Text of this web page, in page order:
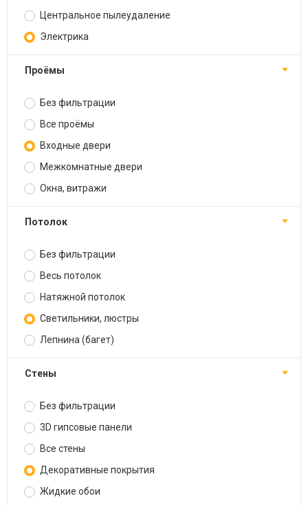
Центральное пылеудаление
Электрика
Проёмы
Без фильтрации
Все проёмы
Входные двери
Межкомнатные двери
Окна, витражи
Потолок
Без фильтрации
Весь потолок
Натяжной потолок
Светильники, люстры
Лепнина (багет)
Стены
Без фильтрации
3D гипсовые панели
Все стены
Декоративные покрытия
Жидкие обои